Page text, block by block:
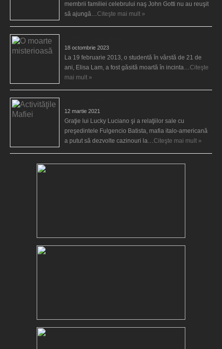
membrii familiei celebrului naş John Gotti nu au reuşit
să ajungă…Citeşte mai mult »
18 octombrie 2023
La 19 februarie 2013, o studentă în vârstă de 21 de
ani, Elisa Lam, a fost găsită moartă în incinta…Citeşte
mai mult »
12 martie 2021
Graţie lui Lucky Luciano şi a relaţiilor sale cu
preşedintele Fulgencio Batista, mafia italo-americană
a putut să dezvolte cazinouri la…Citeşte mai mult »